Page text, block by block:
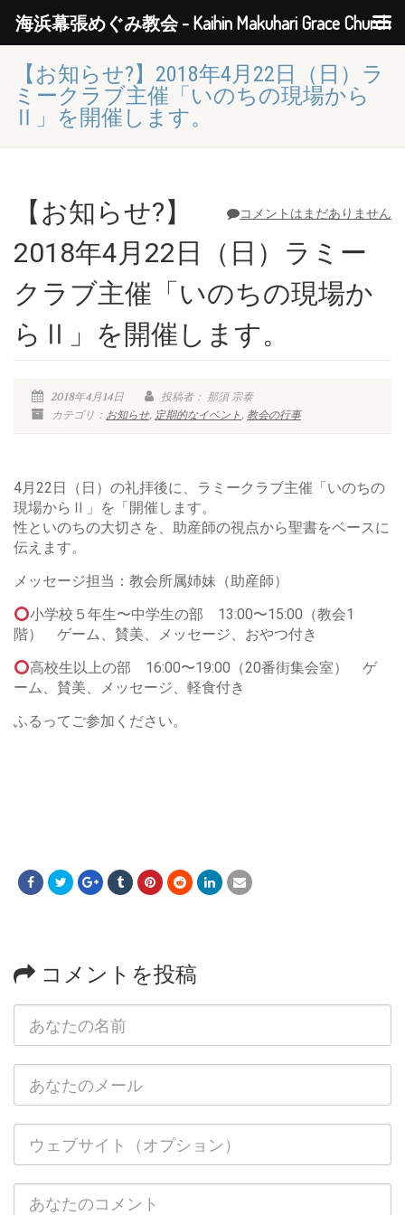
【お知らせ?】2018年4月22日（日）ラ
ミークラブ主催「いのちの現場から
Ⅱ」を開催します。
コメントはまだありません
【お知らせ?】
2018年4月22日（日）ラミー
クラブ主催「いのちの現場か
らⅡ」を開催します。
2018年4月14日
投稿者： 那須 宗泰
カテゴリ： お知らせ, 定期的なイベント, 教会の行事
4月22日（日）の礼拝後に、ラミークラブ主催「いのちの
現場からⅡ」を「開催します。
性といのちの大切さを、助産師の視点から聖書をベースに
伝えます。
メッセージ担当：教会所属姉妹（助産師）
小学校５年生〜中学生の部 13:00〜15:00（教会1
階） ゲーム、賛美、メッセージ、おやつ付き
高校生以上の部 16:00〜19:00（20番街集会室） ゲ
ーム、賛美、メッセージ、軽食付き
ふるってご参加ください。
コメントを投稿
海浜幕張めぐみ教会 - Kaihin Makuhari Grace Church